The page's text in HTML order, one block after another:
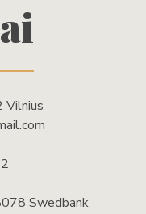
Vilnius
Swedbank